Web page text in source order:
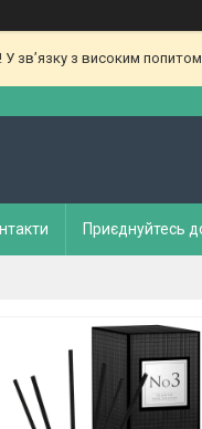
У зв’язку з високим
Приєднуйтесь